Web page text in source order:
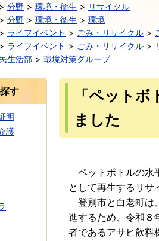
分野 環境・衛生
リサイクル
分野 環境・衛生
環境
ライフイベント ごみ・リサイクル
ライフイベント ごみ・リサイクル
生活部 環境対策グループ
「ペット
ました
ペットボトルの水
として再生するリサ
登別市と白老町は
進するため、令和８
者であるアサヒ飲料
す
明
護